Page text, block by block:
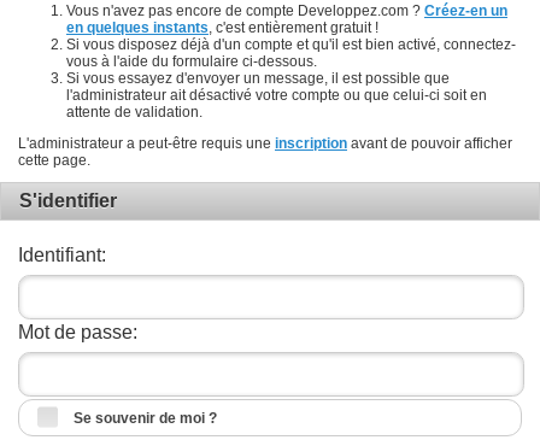
Vous n'avez pas encore de compte Developpez.com ? Créez-en un
en quelques instants , c'est entièrement gratuit !
Si vous disposez déjà d'un compte et qu'il est bien activé, connectez-
vous à l'aide du formulaire ci-dessous.
Si vous essayez d'envoyer un message, il est possible que
l'administrateur ait désactivé votre compte ou que celui-ci soit en
attente de validation.
L'administrateur a peut-être requis une inscription avant de pouvoir afficher
cette page.
S'identifier
Identifiant:
Mot de passe:
Se souvenir de moi ?